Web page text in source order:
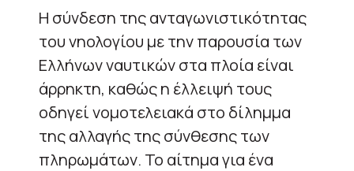
Η σύνδεση της ανταγωνιστικότητας
του νηολογίου με την παρουσία των
Ελλήνων ναυτικών στα πλοία είναι
άρρηκτη, καθώς η έλλειψή τους
οδηγεί νομοτελειακά στο δίλημμα
της αλλαγής της σύνθεσης των
πληρωμάτων. Το αίτημα για ένα